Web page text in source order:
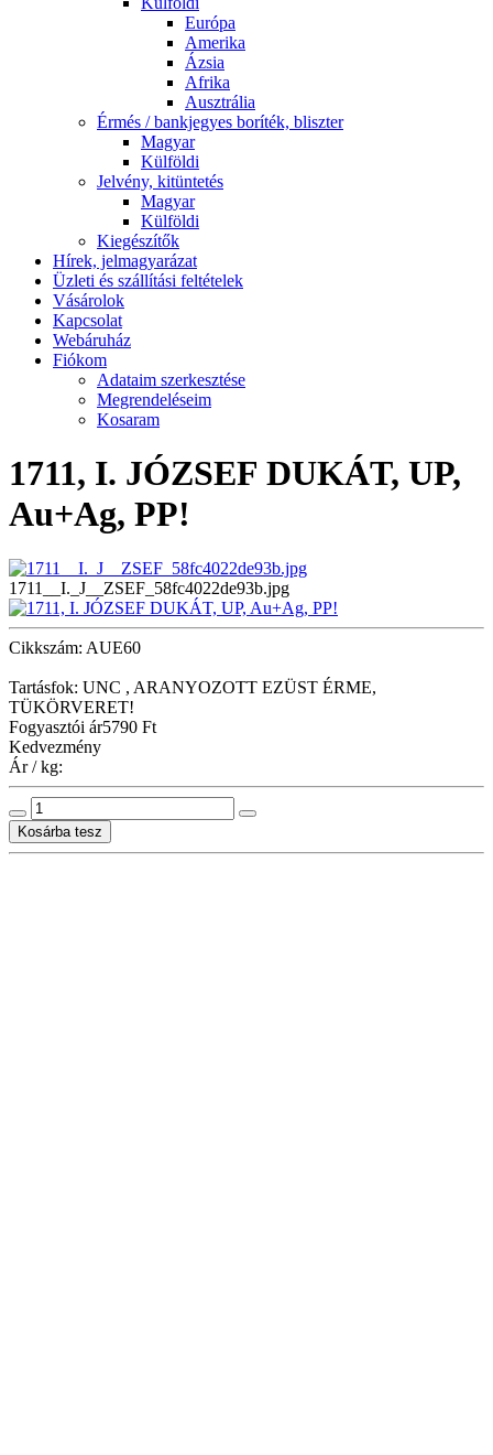
Európa
Amerika
Ázsia
Afrika
Ausztrália
Érmés / bankjegyes boríték, bliszter
Magyar
Külföldi
Jelvény, kitüntetés
Magyar
Külföldi
Kiegészítők
Hírek, jelmagyarázat
Üzleti és szállítási feltételek
Vásárolok
Kapcsolat
Webáruház
Fiókom
Adataim szerkesztése
Megrendeléseim
Kosaram
1711, I. JÓZSEF DUKÁT, UP,
Au+Ag, PP!
1711__I._J__ZSEF_58fc4022de93b.jpg
Cikkszám: AUE60
Tartásfok: UNC , ARANYOZOTT EZÜST ÉRME,
TÜKÖRVERET!
Fogyasztói ár5790 Ft
Kedvezmény
Ár / kg: